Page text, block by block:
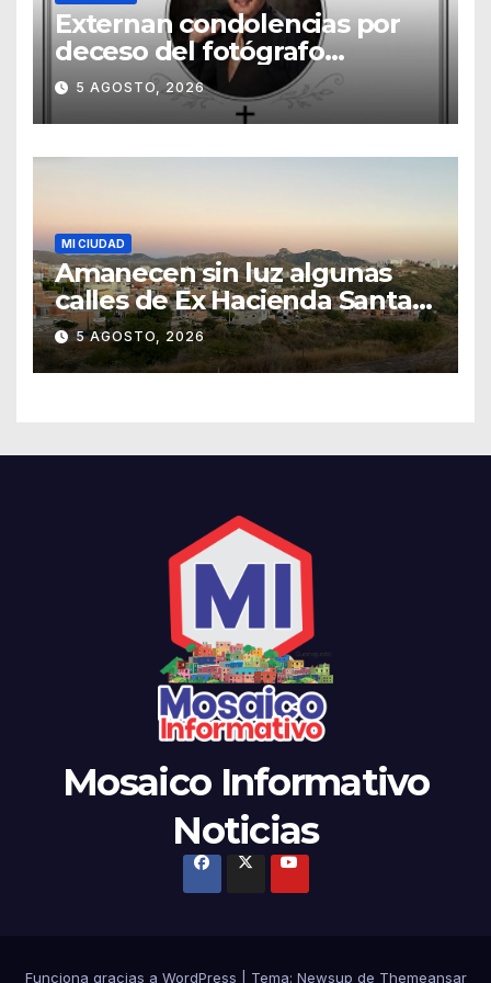
Externan condolencias por
deceso del fotógrafo
Emmanuel Montero
5 AGOSTO, 2026
MI CIUDAD
Amanecen sin luz algunas
calles de Ex Hacienda Santa
Teresa
5 AGOSTO, 2026
Mosaico Informativo
Noticias
Funciona gracias a WordPress Tema: Newsup de Themeansar